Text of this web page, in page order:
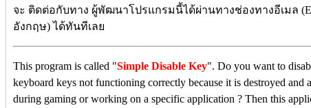
จะ ติดต่อกับทาง ผู้พัฒนาโปรแกรมนี้ได้ผ่านทางช่องทางอีเมล (E-
อังกฤษ) ได้ทันทีเลย
This program is called "Simple Disable Key". Do you want to
keyboard keys not functioning correctly because it is destroyed
during gaming or working on a specific application ? Then this